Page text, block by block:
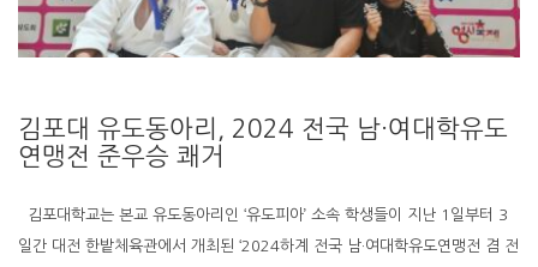
김포대 유도동아리, 2024 전국 남·여대학유도
연맹전 준우승 쾌거
김포대학교는 본교 유도동아리인 ‘유도피아’ 소속 학생들이 지난 1일부터 3
일간 대전 한밭체육관에서 개최된 ‘2024하계 전국 남·여대학유도연맹전 겸 전